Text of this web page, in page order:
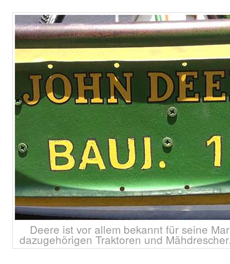
Deere ist vor allem bekannt für seine
dazugehörigen Traktoren und